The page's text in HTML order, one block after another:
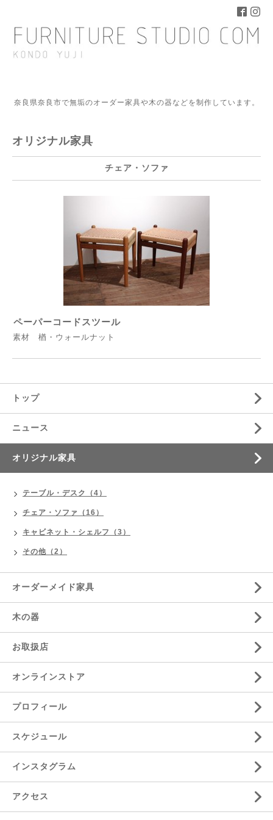
奈良県奈良市で無垢のオーダー家具や木の器などを制作しています。
オリジナル家具
チェア・ソファ
ペーパーコードスツール
素材 楢・ウォールナット
トップ
ニュース
オリジナル家具
テーブル・デスク（4）
チェア・ソファ（16）
キャビネット・シェルフ（3）
その他（2）
オーダーメイド家具
木の器
お取扱店
オンラインストア
プロフィール
スケジュール
インスタグラム
アクセス